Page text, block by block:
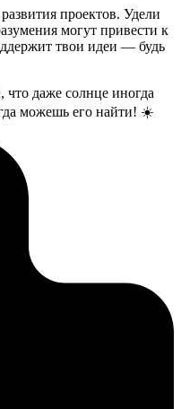
проектов. Удели
могут привести к
твои идеи — будь
что даже солнце иногда
можешь его найти! ☀️